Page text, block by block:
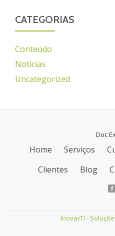
CATEGORIAS
Conteúdo
Notícias
Uncategorized
Doc
Home Serviços
Clientes
Blog
InovarTI -